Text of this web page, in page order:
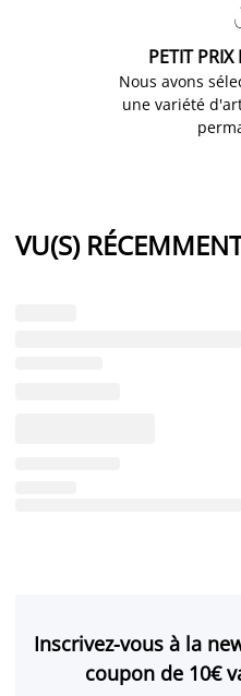
PETIT
Nous avons
une variété
VU(S)
Inscrivez-vous à la
coupon de 10€